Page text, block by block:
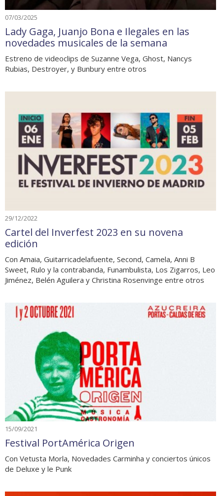
07/03/2025
Lady Gaga, Juanjo Bona e Ilegales en las
novedades musicales de la semana
Estreno de videoclips de Suzanne Vega, Ghost, Nancys
Rubias, Destroyer, y Bunbury entre otros
29/12/2022
Cartel del Inverfest 2023 en su novena
edición
Con Amaia, Guitarricadelafuente, Second, Camela, Anni B
Sweet, Rulo y la contrabanda, Funambulista, Los Zigarros, Leo
Jiménez, Belén Aguilera y Christina Rosenvinge entre otros
15/09/2021
Festival PortAmérica Origen
Con Vetusta Morla, Novedades Carminha y conciertos únicos
de Deluxe y le Punk